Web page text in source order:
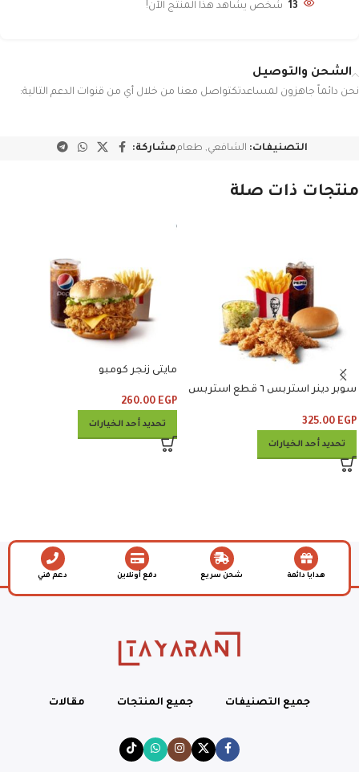
13 شخص يشاهد هذا المنتج الآن!
الشحن والتوصيل
نحن دائماً جاهزون لمساعدتكتواصل معنا من خلال أي من قنوات الدعم التالية:
التصنيفات: الشافعي, طعاممشاركة:
منتجات ذات صلة
سوبر دينر استربس ٦ قطع استربس
325.00 EGP
تحديد أحد الخيارات
مايتى زنجر كومبو
260.00 EGP
تحديد أحد الخيارات
هدايا دائمة شحن سريع دفع أونلاين دعم فني
جميع التصنيفات جميع المنتجات مقالات